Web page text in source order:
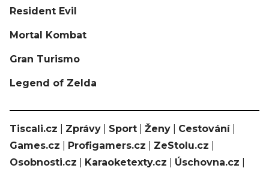
Resident Evil
Mortal Kombat
Gran Turismo
Legend of Zelda
Tiscali.cz Zprávy Sport Ženy Cestování|
Games.cz
Profigamers.cz ZeStolu.cz
Osobnosti.cz
Karaoketexty.cz Úschovna.cz